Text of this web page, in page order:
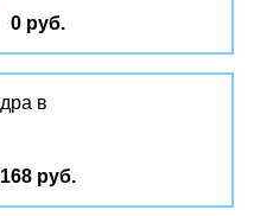
0 руб.
168 руб.